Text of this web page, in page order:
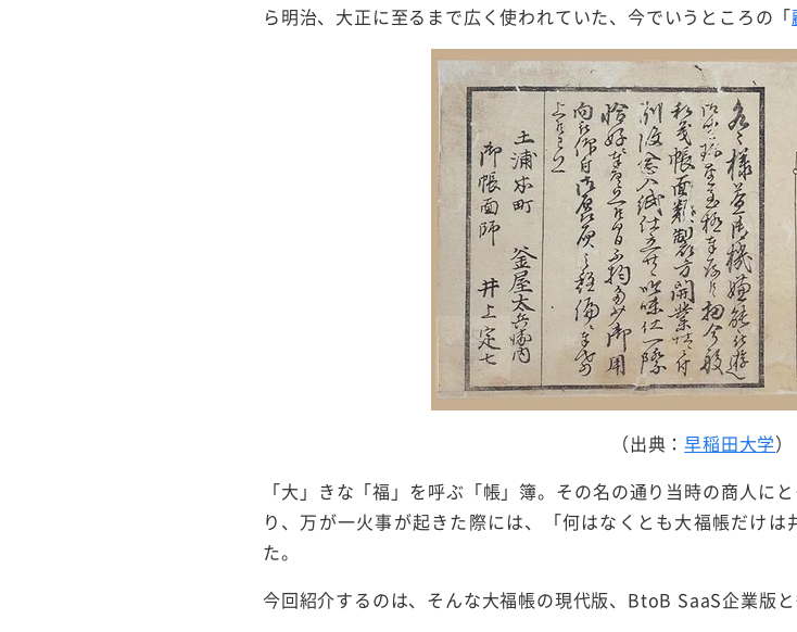
ら明治、大正に至るまで広く使われていた、今でいうところの「
（出典：早稲田大学）
「大」きな「福」を呼ぶ「帳」簿。その名の通り当時の商人に
り、万が一火事が起きた際には、「何はなくとも大福帳だけ
た。
今回紹介するのは、そんな大福帳の現代版、BtoB SaaS企業版